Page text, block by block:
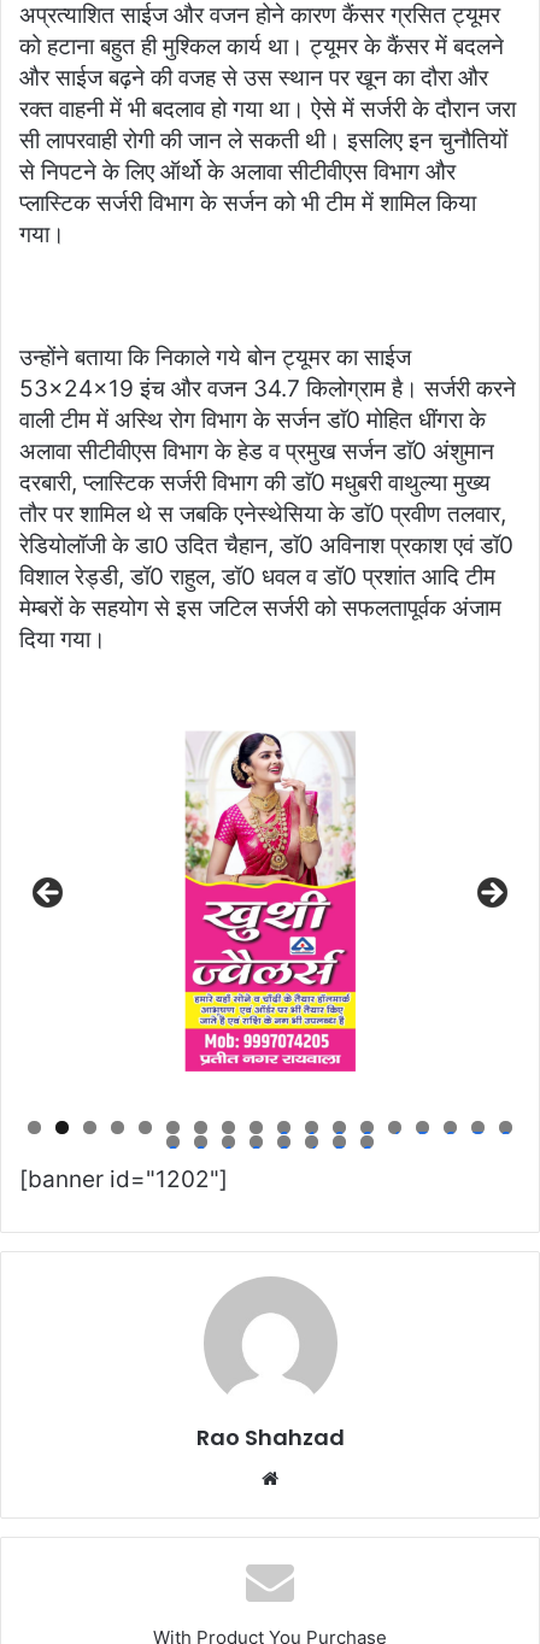
अप्रत्याशित साईज और वजन होने कारण कैंसर ग्रसित ट्यूमर
को हटाना बहुत ही मुश्किल कार्य था। ट्यूमर के कैंसर में बदलने
और साईज बढ़ने की वजह से उस स्थान पर खून का दौरा और
रक्त वाहनी में भी बदलाव हो गया था। ऐसे में सर्जरी के दौरान जरा
सी लापरवाही रोगी की जान ले सकती थी। इसलिए इन चुनौतियों
से निपटने के लिए ऑर्थो के अलावा सीटीवीएस विभाग और
प्लास्टिक सर्जरी विभाग के सर्जन को भी टीम में शामिल किया
गया।
उन्होंने बताया कि निकाले गये बोन ट्यूमर का साईज
53×24×19 इंच और वजन 34.7 किलोग्राम है। सर्जरी करने
वाली टीम में अस्थि रोग विभाग के सर्जन डाॅ0 मोहित धींगरा के
अलावा सीटीवीएस विभाग के हेड व प्रमुख सर्जन डाॅ0 अंशुमान
दरबारी, प्लास्टिक सर्जरी विभाग की डाॅ0 मधुबरी वाथुल्या मुख्य
तौर पर शामिल थे स जबकि एनेस्थेसिया के डाॅ0 प्रवीण तलवार,
रेडियोलॉजी के डा0 उदित चैहान, डाॅ0 अविनाश प्रकाश एवं डॉ0
विशाल रेड्डी, डॉ0 राहुल, डॉ0 धवल व डॉ0 प्रशांत आदि टीम
मेम्बरों के सहयोग से इस जटिल सर्जरी को सफलतापूर्वक अंजाम
दिया गया।
0 1 2 3 4 5 6 7 8
9 0 1 2 3 4 5 6
[banner id="1202"]
Rao Shahzad
Website
With Product You Purchase